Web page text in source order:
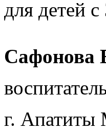
для детей
Сафонова
г. Апатиты